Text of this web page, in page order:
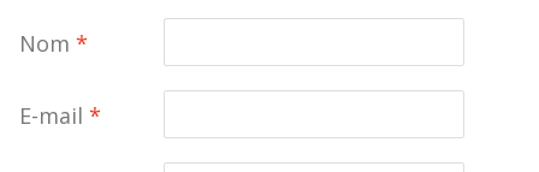
Nom *
E-mail *